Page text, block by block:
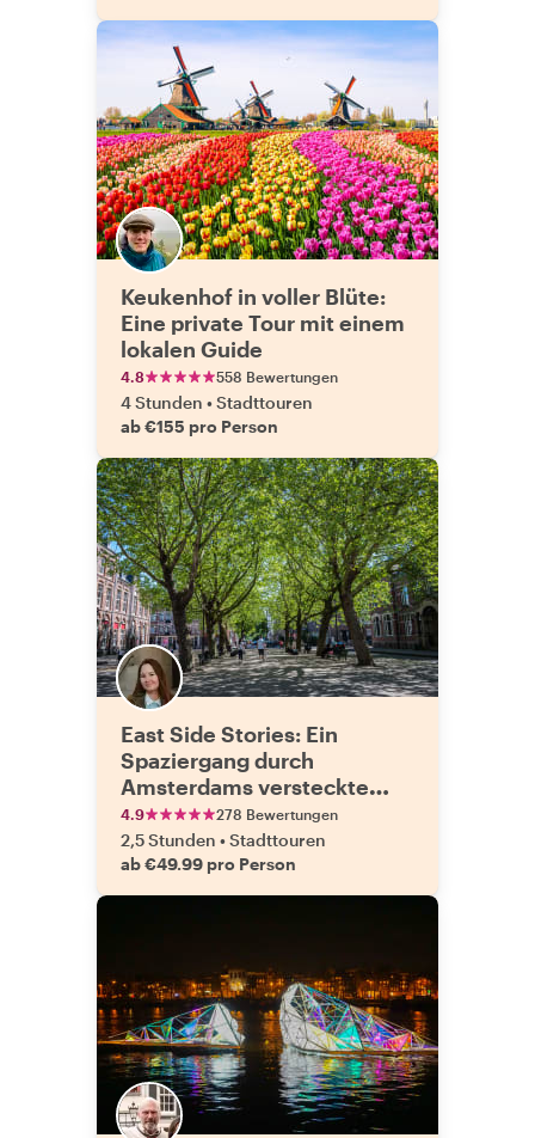
Keukenhof in voller Blüte:
Eine private Tour mit einem
lokalen Guide
4.8 558 Bewertungen
4 Stunden •Stadttouren
ab €155 pro Person
East Side Stories: Ein
Spaziergang durch
Amsterdams versteckte
Seite
4.9 278 Bewertungen
2,5 Stunden •Stadttouren
ab €49.99 pro Person